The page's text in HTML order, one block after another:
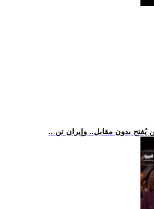
يُفتح بدون مقابل.. وإيران تن